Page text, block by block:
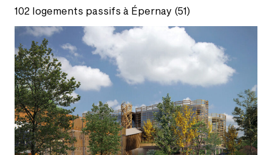
102 logements passifs à Épernay (51)